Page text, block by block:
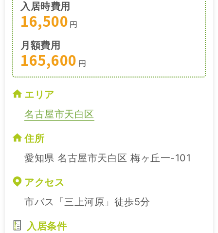
入居時費用
16,500 円
月額費用
165,600 円
エリア
名古屋市天白区
住所
愛知県 名古屋市天白区 梅ヶ丘一-101
アクセス
市バス「三上河原」徒歩5分
入居条件